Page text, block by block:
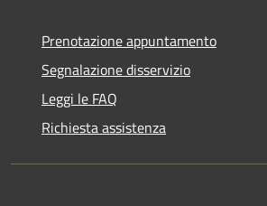
Prenotazione appuntamento
Segnalazione disservizio
Leggi le FAQ
Richiesta assistenza